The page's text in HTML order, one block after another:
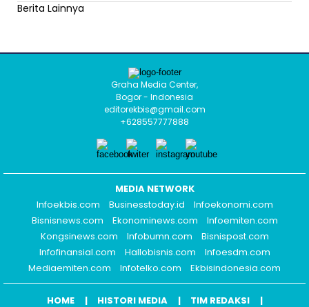
Berita Lainnya
Graha Media Center,
Bogor - Indonesia
editorekbis@gmail.com
+628557777888
MEDIA NETWORK
Infoekbis.com
Businesstoday.id
Infoekonomi.com
Bisnisnews.com
Ekonominews.com
Infoemiten.com
Kongsinews.com
Infobumn.com
Bisnispost.com
Infofinansial.com
Hallobisnis.com
Infoesdm.com
Mediaemiten.com
Infotelko.com Ekbisindonesia.com
HOME HISTORI MEDIA
TIM REDAKSI